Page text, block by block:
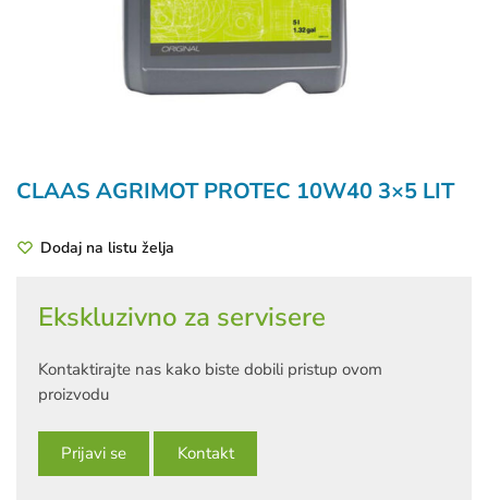
CLAAS AGRIMOT PROTEC 10W40 3×5 LIT
Dodaj na listu želja
Ekskluzivno za servisere
Kontaktirajte nas kako biste dobili pristup ovom
proizvodu
Prijavi se Kontakt